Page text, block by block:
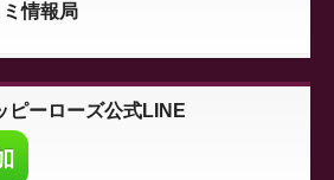
情報局
ピーローズ公式LINE